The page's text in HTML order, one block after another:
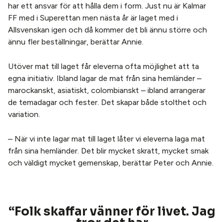
har ett ansvar för att hålla dem i form. Just nu är Kalmar
FF med i Superettan men nästa år är laget med i
Allsvenskan igen och då kommer det bli ännu större och
ännu fler beställningar, berättar Annie.
Utöver mat till laget får eleverna ofta möjlighet att ta
egna initiativ. Ibland lagar de mat från sina hemländer –
marockanskt, asiatiskt, colombianskt – ibland arrangerar
de temadagar och fester. Det skapar både stolthet och
variation.
– När vi inte lagar mat till laget låter vi eleverna laga mat
från sina hemländer. Det blir mycket skratt, mycket smak
och väldigt mycket gemenskap, berättar Peter och Annie.
“Folk skaffar vänner för livet. Jag